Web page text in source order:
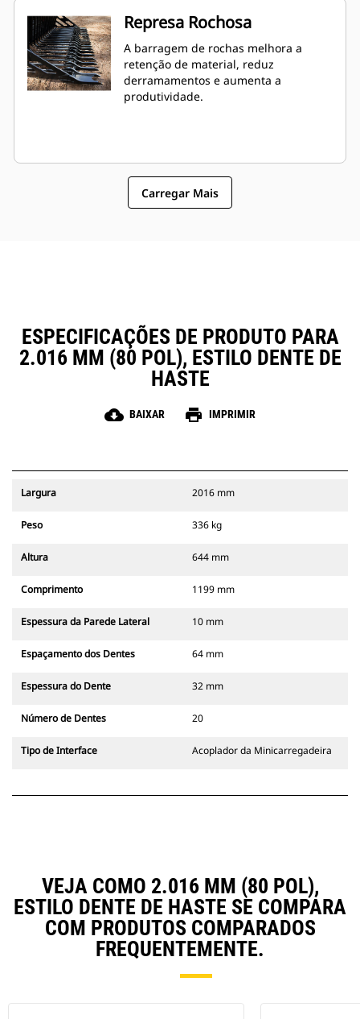
Represa Rochosa
A barragem de rochas melhora a
retenção de material, reduz
derramamentos e aumenta a
produtividade.
Carregar Mais
ESPECIFICAÇÕES DE PRODUTO PARA
2.016 MM (80 POL), ESTILO DENTE DE
HASTE
cloud_download BAIXAR print IMPRIMIR
Largura 2016 mm
Peso 336 kg
Altura 644 mm
Comprimento 1199 mm
Espessura da Parede Lateral 10 mm
Espaçamento dos Dentes 64 mm
Espessura do Dente 32 mm
Número de Dentes 20
Tipo de Interface Acoplador da Minicarregadeira
VEJA COMO 2.016 MM (80 POL),
ESTILO DENTE DE HASTE SE COMPARA
COM PRODUTOS COMPARADOS
FREQUENTEMENTE.